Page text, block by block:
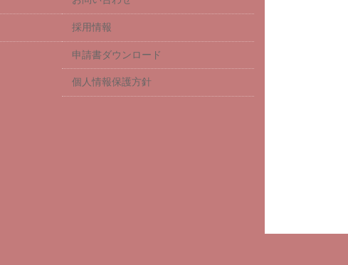
採用情報
申請書ダウンロード
個人情報保護方針